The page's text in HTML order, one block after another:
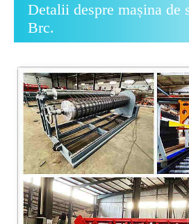
Detalii despre mașina de
Brc.